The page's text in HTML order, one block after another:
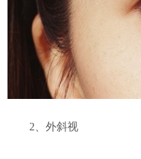
2、外斜视